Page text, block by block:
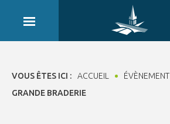
VOUS ÊTES ICI : ACCUEIL
ÉVÈNEMENT
GRANDE BRADERIE
Panneau de gestion des cookies